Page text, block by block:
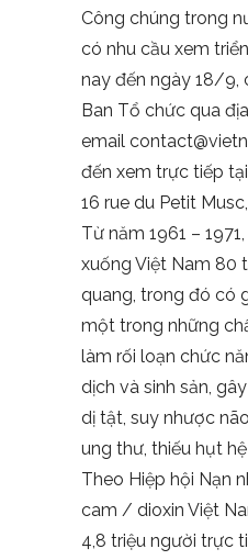
Công chúng trong
có nhu cầu xem
nay đến ngày 18/9,
Ban Tổ chức qua
email
đến xem trực tiếp
16 rue du Petit
Từ năm 1961 –
xuống Việt Nam 80
quang, trong đó có
một trong những
làm rối loạn chức
dịch và sinh sản,
dị tật, suy nhược
ung thư, thiếu hụt
Theo Hiệp hội Nạn
cam / dioxin Việt
4,8 triệu người trực